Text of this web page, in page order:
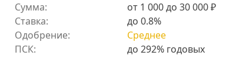
Сумма:
от 1 000 до 30 000 ₽
Ставка:
до 0.8%
Одобрение:
Среднее